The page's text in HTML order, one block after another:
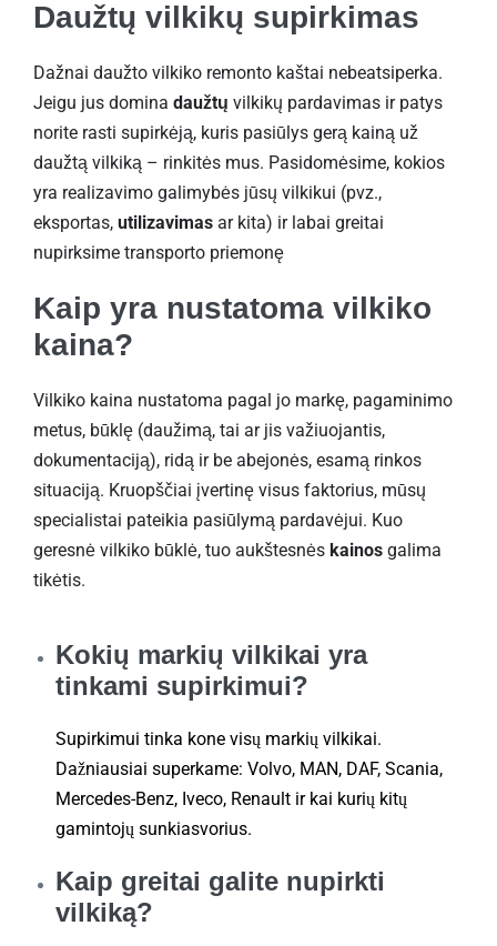
Daužtų vilkikų supirkimas
Dažnai daužto vilkiko remonto kaštai nebeatsiperka.
Jeigu jus domina daužtų vilkikų pardavimas ir patys
norite rasti supirkėją, kuris pasiūlys gerą kainą už
daužtą vilkiką – rinkitės mus. Pasidomėsime, kokios
yra realizavimo galimybės jūsų vilkikui (pvz.,
eksportas, utilizavimas ar kita) ir labai greitai
nupirksime transporto priemonę
Kaip yra nustatoma vilkiko
kaina?
Vilkiko kaina nustatoma pagal jo markę, pagaminimo
metus, būklę (daužimą, tai ar jis važiuojantis,
dokumentaciją), ridą ir be abejonės, esamą rinkos
situaciją. Kruopščiai įvertinę visus faktorius, mūsų
specialistai pateikia pasiūlymą pardavėjui. Kuo
geresnė vilkiko būklė, tuo aukštesnės kainos galima
tikėtis.
Kokių markių vilkikai yra
tinkami supirkimui?
Supirkimui tinka kone visų markių vilkikai.
Dažniausiai superkame: Volvo, MAN, DAF, Scania,
Mercedes-Benz, Iveco, Renault ir kai kurių kitų
gamintojų sunkiasvorius.
Kaip greitai galite nupirkti
vilkiką?